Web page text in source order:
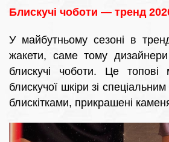
Блискучі чоботи — тренд
У майбутньому сезоні в
жакети, саме тому
блискучі чоботи. Це топові
блискучої шкіри зі
блискітками, прикрашені